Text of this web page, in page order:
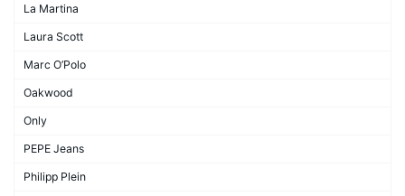
La Martina
Laura Scott
Marc O’Polo
Oakwood
Only
PEPE Jeans
Philipp Plein